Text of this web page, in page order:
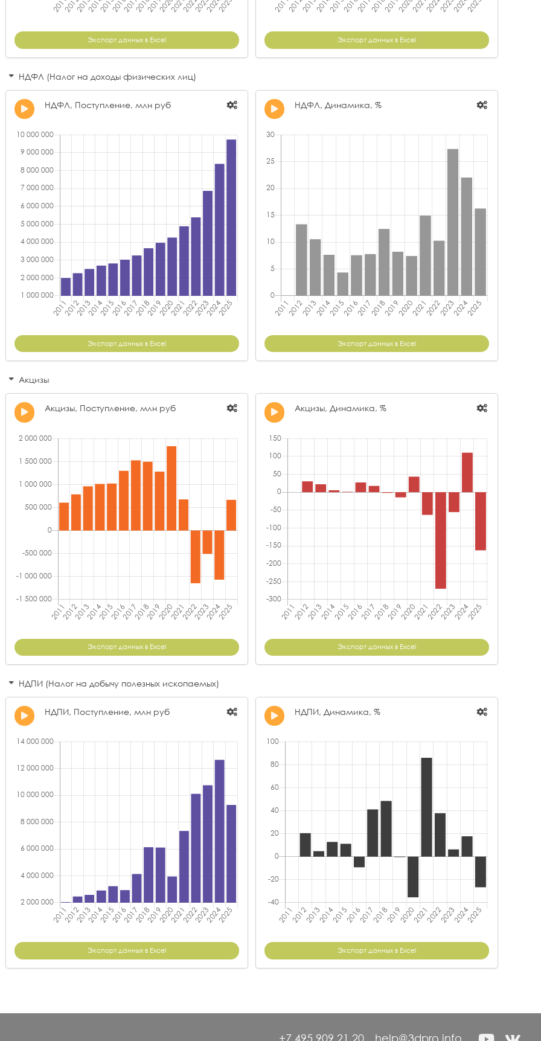
Экспорт данных в Excel Экспорт данных в Excel
НДФЛ (Налог на доходы физических лиц)
НДФЛ, Поступление, млн руб
Экспорт данных в Excel
НДФЛ, Динамика, %
Экспорт данных в Excel
Акцизы
Акцизы, Поступление, млн руб
Экспорт данных в Excel
Акцизы, Динамика, %
Экспорт данных в Excel
НДПИ (Налог на добычу полезных ископаемых)
НДПИ, Поступление, млн руб
Экспорт данных в Excel
НДПИ, Динамика, %
Экспорт данных в Excel
+7 495 909 21 20 help@3dpro.info